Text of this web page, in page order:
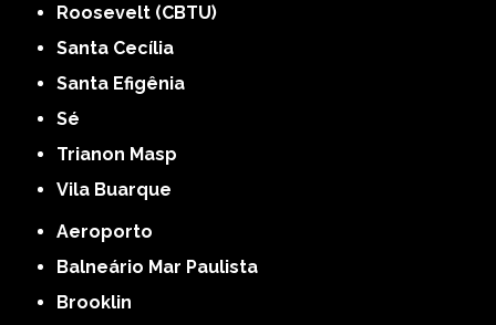
Roosevelt (CBTU)
Santa Cecília
Santa Efigênia
Sé
Trianon Masp
Vila Buarque
Aeroporto
Balneário Mar Paulista
Brooklin